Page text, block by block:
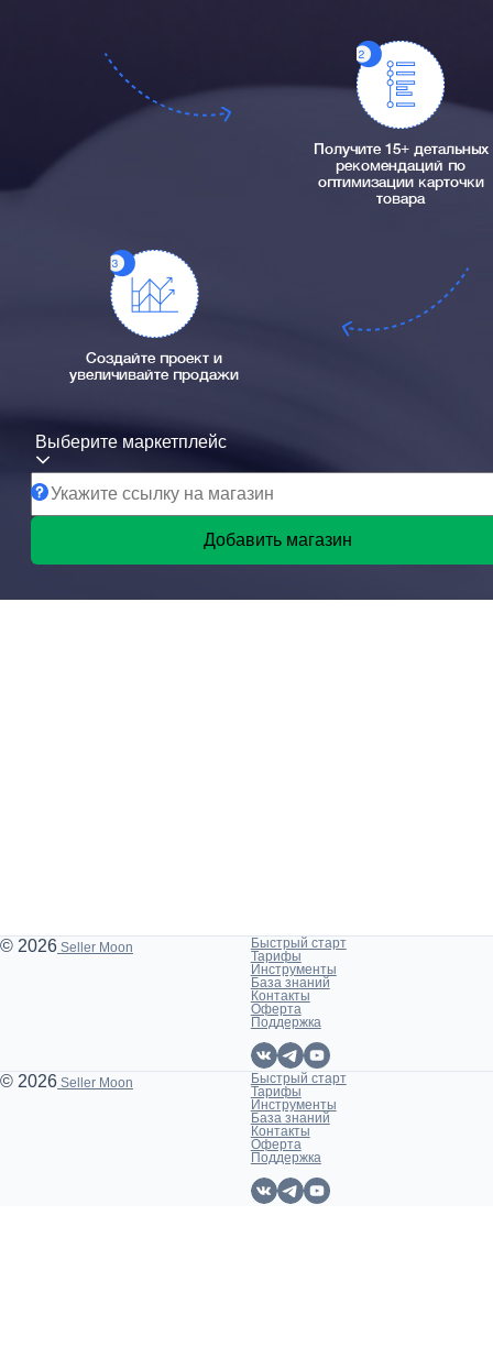
Получите 15+ детальных
рекомендаций по
оптимизации карточки
товара
Создайте проект и
увеличивайте продажи
Выберите маркетплейс
Добавить магазин
© 2026 Seller Moon
Быстрый старт
Тарифы
Инструменты
База знаний
Контакты
Оферта
Поддержка
© 2026 Seller Moon
Быстрый старт
Тарифы
Инструменты
База знаний
Контакты
Оферта
Поддержка